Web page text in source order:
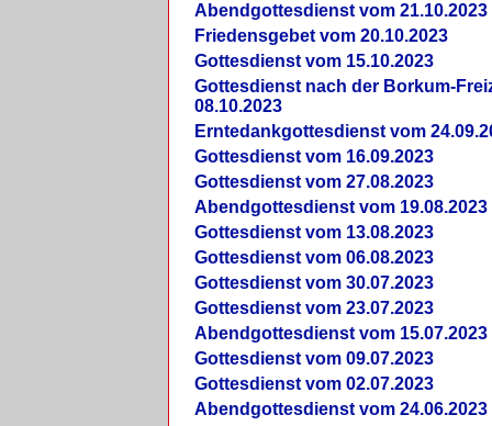
Abendgottesdienst vom 21.10.2023
Friedensgebet vom 20.10.2023
Gottesdienst vom 15.10.2023
Gottesdienst nach der Borkum-
08.10.2023
Erntedankgottesdienst vom
Gottesdienst vom 16.09.2023
Gottesdienst vom 27.08.2023
Abendgottesdienst vom 19.08.2023
Gottesdienst vom 13.08.2023
Gottesdienst vom 06.08.2023
Gottesdienst vom 30.07.2023
Gottesdienst vom 23.07.2023
Abendgottesdienst vom 15.07.2023
Gottesdienst vom 09.07.2023
Gottesdienst vom 02.07.2023
Abendgottesdienst vom 24.06.2023